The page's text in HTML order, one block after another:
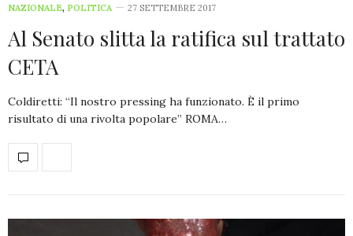
NAZIONALE, POLITICA 27 SETTEMBRE 2017
Al Senato slitta la ratifica sul trattato
CETA
Coldiretti: “Il nostro pressing ha funzionato. È il primo
risultato di una rivolta popolare” ROMA…